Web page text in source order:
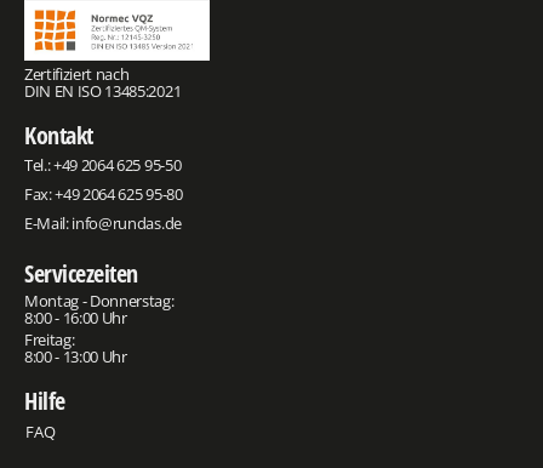
Zertifiziert nach
DIN EN ISO 13485:2021
Kontakt
Tel.:+49 2064 625 95-50
Fax: +49 2064 625 95-80
E-Mail:info@rundas.de
Servicezeiten
Montag - Donnerstag:
8:00 - 16:00 Uhr
Freitag:
8:00 - 13:00 Uhr
Hilfe
FAQ